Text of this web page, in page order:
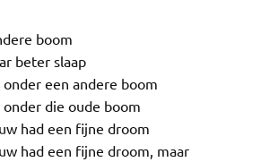
boom
beter slaap
een andere boom
die oude boom
had een fijne droom
had een fijne droom, maar